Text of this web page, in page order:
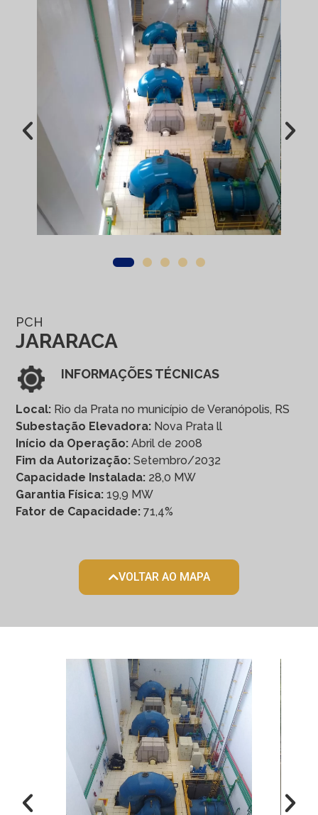
PCH
JARARACA
INFORMAÇÕES TÉCNICAS
Local: Rio da Prata no município de Veranópolis, RS
Subestação Elevadora: Nova Prata ll
Início da Operação: Abril de 2008
Fim da Autorização: Setembro/2032
Capacidade Instalada: 28,0 MW
Garantia Física:19,9 MW
Fator de Capacidade: 71,4%
VOLTAR AO MAPA